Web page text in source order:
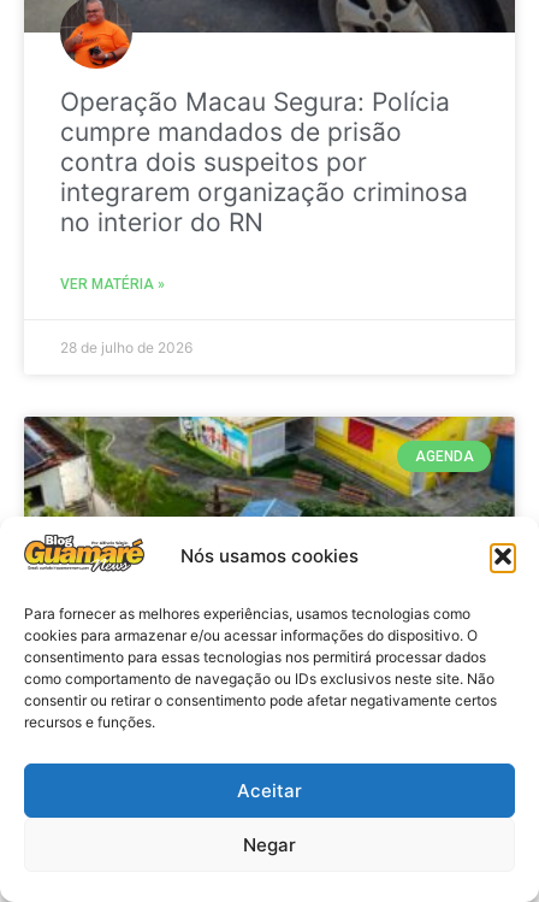
Nós usamos cookies
Para fornecer as melhores experiências, usamos tecnologias como
cookies para armazenar e/ou acessar informações do dispositivo. O
consentimento para essas tecnologias nos permitirá processar dados
como comportamento de navegação ou IDs exclusivos neste site. Não
consentir ou retirar o consentimento pode afetar negativamente certos
recursos e funções.
Aceitar
Negar
Operação Macau Segura: Polícia
cumpre mandados de prisão
contra dois suspeitos por
integrarem organização criminosa
no interior do RN
VER MATÉRIA »
28 de julho de 2026
AGENDA
Agenda: 10ª Mostra Pedagógica
da Casa Durval Paiva acontecerá
nesta quarta-feira (29)